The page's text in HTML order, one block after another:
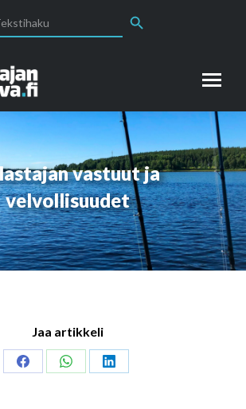
vastuut ja
velvollisuudet
Jaa artikkeli
Share
Share
Share